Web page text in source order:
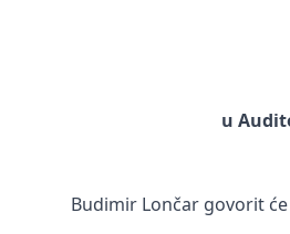
u
Budimir Lončar govorit